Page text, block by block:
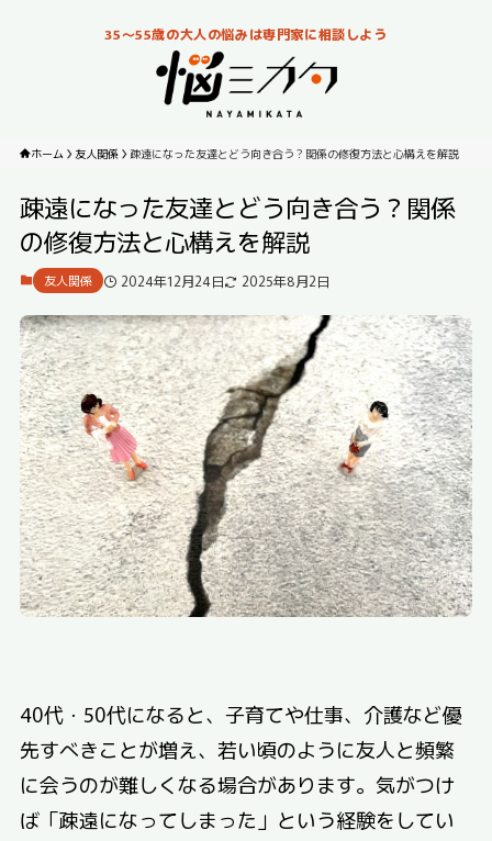
35～55歳の大人の悩みは専門家に相談しよう
ホーム 友人関係 疎遠になった友達とどう向き合う？関係の修復方法と心構えを解説
疎遠になった友達とどう向き合う？関係
の修復方法と心構えを解説
友人関係 2024年12月24日 2025年8月2日
40代・50代になると、子育てや仕事、介護など優
先すべきことが増え、若い頃のように友人と頻繁
に会うのが難しくなる場合があります。気がつけ
ば「疎遠になってしまった」という経験をしてい